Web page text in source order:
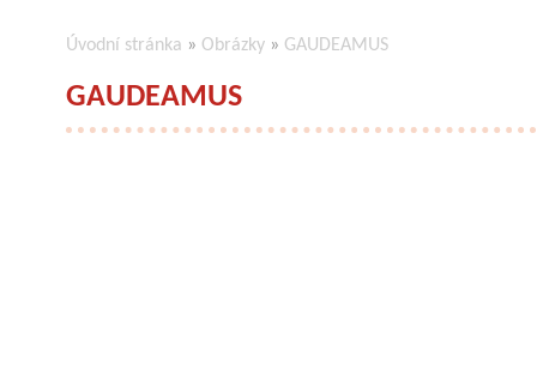
Úvodní stránka » Obrázky » GAUDEAMUS
GAUDEAMUS